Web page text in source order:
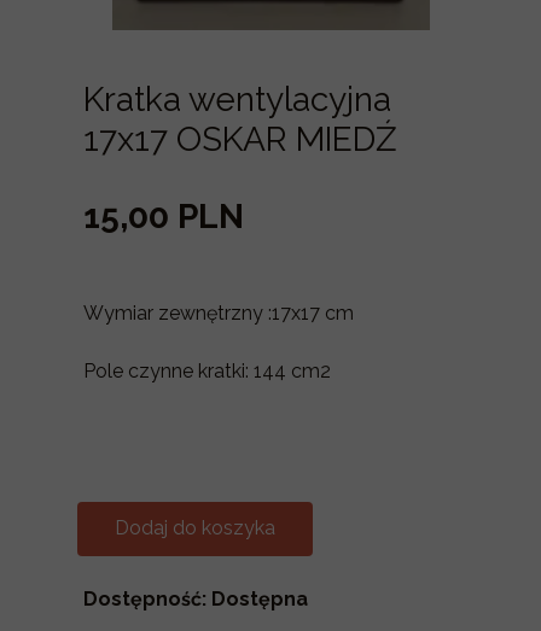
Dostępność: Dostępna
Dodaj do koszyka
Wymiar zewnętrzny :17x17 cm
Pole czynne kratki: 144 cm2
15,00 PLN
Kratka wentylacyjna
17x17 OSKAR MIEDŹ